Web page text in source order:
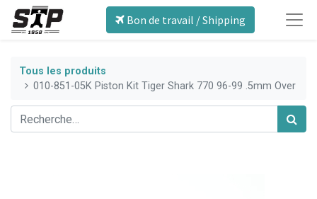
Bon de travail / Shipping
Tous les produits
010-851-05K Piston Kit Tiger Shark 770 96-99 .5mm Over